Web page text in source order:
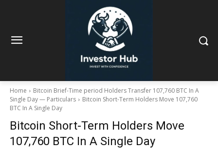
Home
Bitcoin Brief-Time period Holders Transfer 107,760 BTC In A
Single Day — Particulars
Bitcoin Short-Term Holders Move 107,760
BTC In A Single Day
Bitcoin Short-Term Holders Move
107,760 BTC In A Single Day